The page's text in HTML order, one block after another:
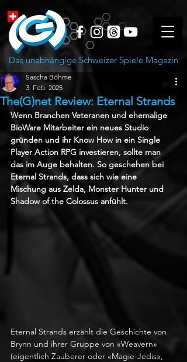
Das unabhängige Schweizer Spiele Magazin
The(G)net Review: Eternal Strands
Sascha Böhme
3. Feb. 2025
Wenn Branchen Veteranen und ehemalige
BioWare Mitarbeiter ein neues Studio
gründen und ihr Know How in ein Single
Player Action RPG investieren, sollte man
das im Auge behalten. So geschehen bei
Eternal Strands, dass sich wie eine
Mischung aus Zelda, Monster Hunter und
Shadow of the Colossus anfühlt.
Eternal Strands erzählt die Geschichte von
Brynn und ihrer Gruppe von «Weavern»
(eigentlich Zauberer oder «Magie-Jedis»,